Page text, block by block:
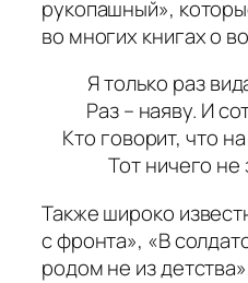
рукопашный»,
во многих книгах о
Я только раз
Раз – наяву. И
Кто говорит, что
Тот ничего не
Также широко
с фронта», «В
родом не из